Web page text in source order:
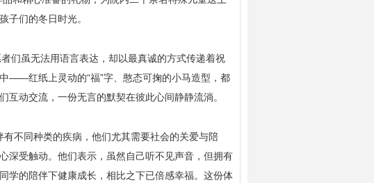
子们的冬日时光。
们虽无法用语言表达，却以最真诚的方式传递着祝
——红纸上灵动的“福”字、憨态可掬的小马造型，都
动交流，一份无言的默契在彼此心间静静流淌。
不同种类的疾病，他们尤其需要社会的关爱与陪
深受触动。他们表示，虽然自己听不见声音，但拥有
学的陪伴下健康成长，相比之下已倍感幸福。这份体